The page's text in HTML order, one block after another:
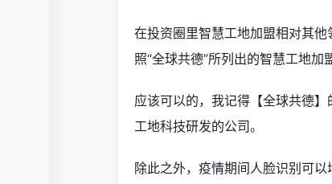
在投资圈里智慧工地加盟相对其
照“全球共德”所列出的智慧工地加
应该可以的，我记得【全球共德
工地科技研发的公司。
除此之外，疫情期间人脸识别可